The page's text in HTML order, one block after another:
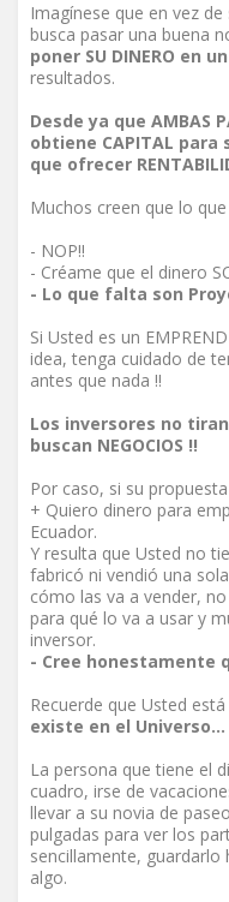
Imagínese que en vez
busca pasar una buena
poner SU DINERO en
resultados.
Desde ya que AMBAS
obtiene CAPITAL
que ofrecer
Muchos creen que lo
- NOP!!
- Créame que el dinero
- Lo que falta son
Si Usted es un
idea, tenga cuidado de
antes que nada !!
Los inversores no
buscan NEGOCIOS !!
Por caso, si su
+ Quiero dinero para
Ecuador.
Y resulta que Usted no
fabricó ni vendió una
cómo las va a vender,
para qué lo va a usar y
inversor.
- Cree honestamente
Recuerde que Usted
existe en el Universo...
La persona que tiene el
cuadro, irse de
llevar a su novia de
pulgadas para ver los
sencillamente, guardarlo
algo.